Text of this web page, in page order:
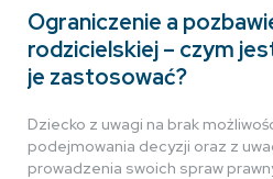
Ograniczenie a
rodzicielskiej – czym
je zastosować?
Dziecko z uwagi na brak
podejmowania decyzji oraz z
prowadzenia swoich spraw